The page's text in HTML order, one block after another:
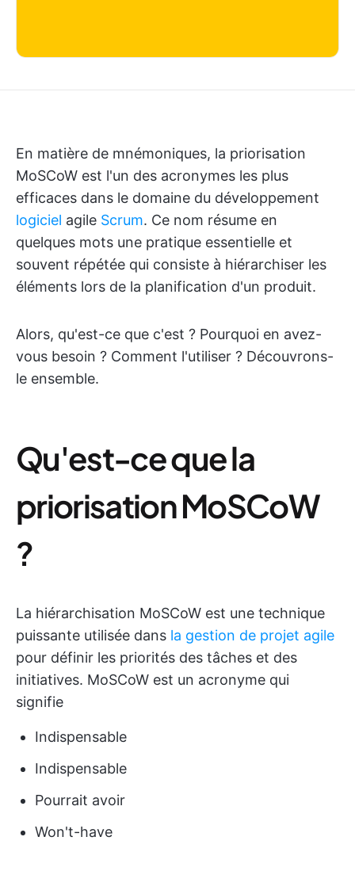
En matière de mnémoniques, la priorisation
MoSCoW est l'un des acronymes les plus
efficaces dans le domaine du développement
logiciel agile Scrum. Ce nom résume en
quelques mots une pratique essentielle et
souvent répétée qui consiste à hiérarchiser les
éléments lors de la planification d'un produit.
Alors, qu'est-ce que c'est ? Pourquoi en avez-
vous besoin ? Comment l'utiliser ? Découvrons-
le ensemble.
Qu'est-ce que la
priorisation MoSCoW
?
La hiérarchisation MoSCoW est une technique
puissante utilisée dans la gestion de projet agile
pour définir les priorités des tâches et des
initiatives. MoSCoW est un acronyme qui
signifie
Indispensable
Indispensable
Pourrait avoir
Won't-have